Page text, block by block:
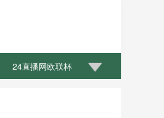
24直播网欧联杯